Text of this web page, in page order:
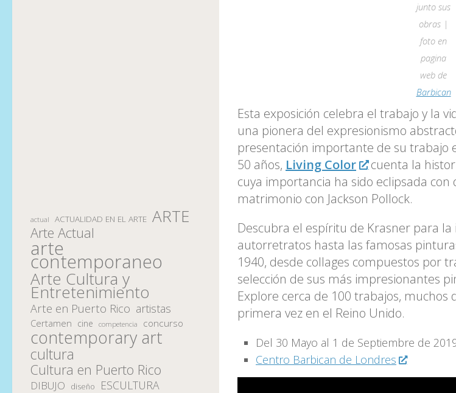
junto sus
obras |
foto en
pagina
web de
Barbican
Esta exposición celebra el trabajo y la
una pionera del expresionismo
presentación importante de su trabajo
50 años, Living Color
cuenta la
cuya importancia ha sido eclipsada
matrimonio con Jackson Pollock.
Descubra el espíritu de Krasner para
autorretratos hasta las famosas
1940, desde collages compuestos por
selección de sus más impresionantes
Explore cerca de 100 trabajos,
primera vez en el Reino Unido.
Del 30 Mayo al 1 de Septiembre de
Centro Barbican de Londres
actual ACTUALIDAD EN EL ARTE ARTE
Arte Actual
arte
contemporaneo
Arte Cultura y
Entretenimiento
Arte en Puerto Rico artistas
Certamen cine competencia concurso
contemporary art
cultura
Cultura en Puerto Rico
DIBUJO diseño ESCULTURA